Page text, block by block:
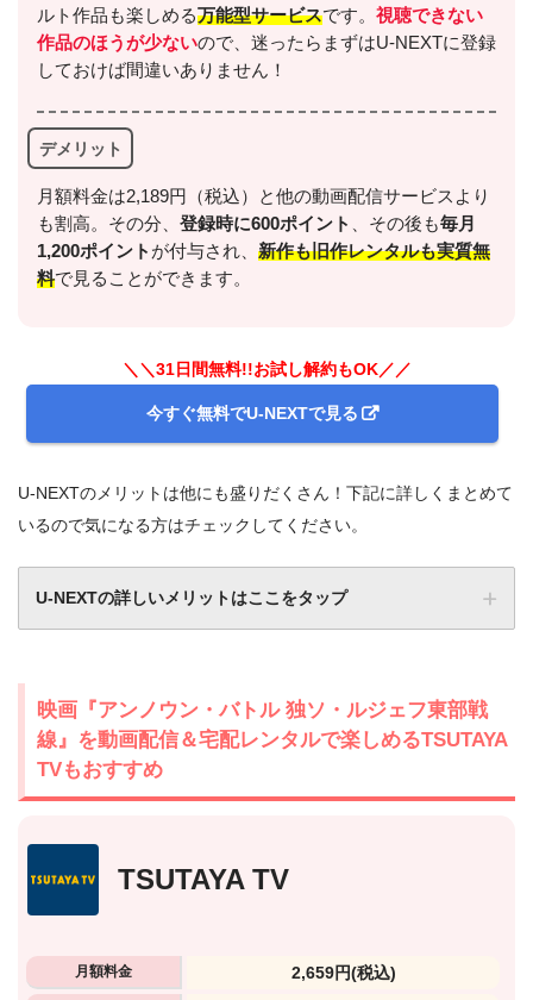
ルト作品も楽しめる万能型サービスです。 視聴できない
作品のほうが少ないので、迷ったらまずはU-NEXTに登録
しておけば間違いありません！
デメリット
月額料金は2,189円（税込）と他の動画配信サービスより
も割高。その分、 登録時に600ポイント 、その後も毎月
1,200ポイント が付与され、 新作も旧作レンタルも実質無
料で見ることができます。
＼＼31日間無料!!お試し解約もOK／／
今すぐ無料でU-NEXTで見る
U-NEXTのメリットは他にも盛りだくさん！下記に詳しくまとめて
いるので気になる方はチェックしてください。
U-NEXTの詳しいメリットはここをタップ
映画『アンノウン・バトル 独ソ・ルジェフ東部戦
線』を動画配信＆宅配レンタルで楽しめるTSUTAYA
TVもおすすめ
TSUTAYA TV
月額料金 2,659円(税込)